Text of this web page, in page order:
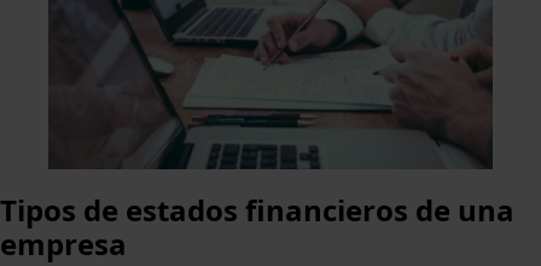
Tipos de estados financieros de una
empresa